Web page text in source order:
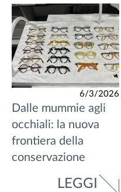
6/3/2026
Dalle mummie agli
occhiali: la nuova
frontiera della
conservazione
LEGGI